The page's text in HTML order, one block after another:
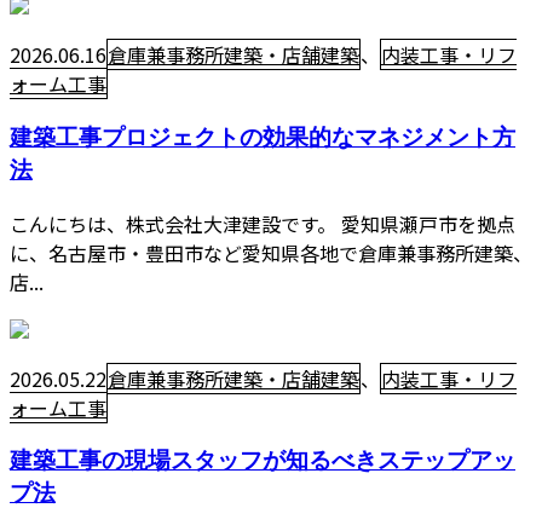
2026.06.16倉庫兼事務所建築・店舗建築、 内装工事・リフ
ォーム工事
建築工事プロジェクトの効果的なマネジメント方
法
こんにちは、株式会社大津建設です。 愛知県瀬戸市を拠点
に、名古屋市・豊田市など愛知県各地で倉庫兼事務所建築、
店...
2026.05.22倉庫兼事務所建築・店舗建築、 内装工事・リフ
ォーム工事
建築工事の現場スタッフが知るべきステップアッ
プ法